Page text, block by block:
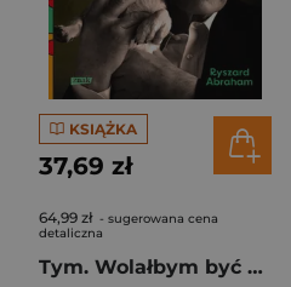
KSIĄŻKA
37,69 zł
64,99 zł - sugerowana cena
detaliczna
Tym. Wolałbym być psem